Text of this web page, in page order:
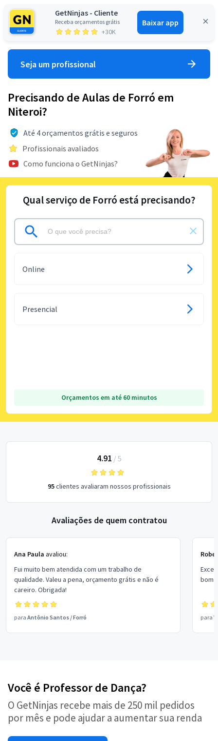
GetNinjas - Cliente
Receba orçamentos grátis
+30K
Baixar app
Entrar
Seja um profissional
Precisando de Aulas de Forró em
Niteroi?
Até 4 orçamentos grátis e seguros
Profissionais avaliados
Como funciona o GetNinjas?
Qual serviço de Forró está precisando?
Online
Presencial
Orçamentos em até 60 minutos
4.91 / 5
95clientes avaliaram nossos profissionais
Avaliações de quem contratou
Ana Paula avaliou:
Fui muito bem atendida com um trabalho de
qualidade. Valeu a pena, orçamento grátis e não é
careiro. Obrigada!
para Antônio Santos /Forró
bom
para
Você é Professor de Dança?
O GetNinjas recebe mais de 250 mil pedidos
por mês e pode ajudar a aumentar sua renda